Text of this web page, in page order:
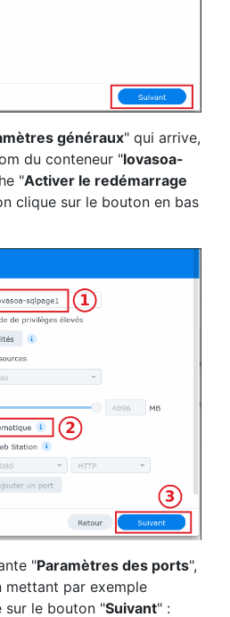
généraux" qui arrive,
du conteneur "lovasoa-
"Activer le redémarrage
clique sur le bouton en bas
"Paramètres des ports",
par exemple
sur le bouton "Suivant" :